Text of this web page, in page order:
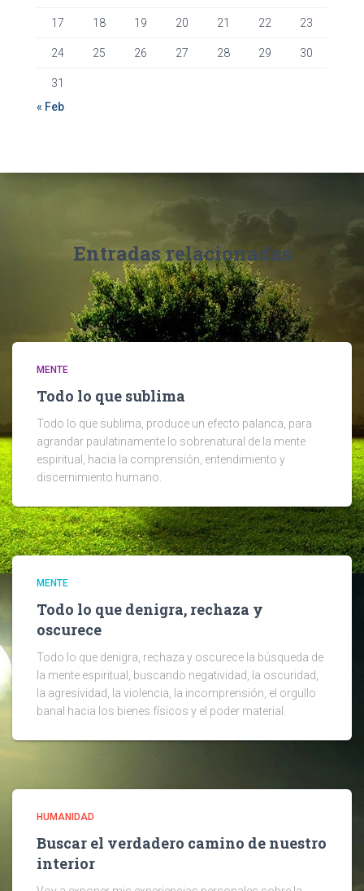
17 18 19 20 21 22 23
24 25 26 27 28 29 30
31
« Feb
Entradas relacionadas
MENTE
Todo lo que sublima
Todo lo que sublima, produce un efecto palanca, para
agrandar paulatinamente lo sobrenatural de la mente
espiritual, hacia la comprensión, entendimiento y
discernimiento humano.
MENTE
Todo lo que denigra, rechaza y
oscurece
Todo lo que denigra, rechaza y oscurece la búsqueda de
la mente espiritual, buscando negatividad, la oscuridad,
la agresividad, la violencia, la incomprensión, el orgullo
banal hacia los bienes físicos y el poder material.
HUMANIDAD
Buscar el verdadero camino de nuestro
interior